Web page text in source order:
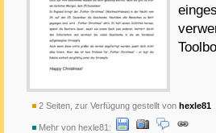
2 Seiten, zur Verfügung gestellt von hexle81
Mehr von hexle81: